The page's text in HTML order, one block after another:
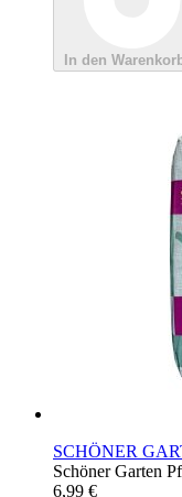
In den
SCHÖNER
Schöner Garten
6,99 €